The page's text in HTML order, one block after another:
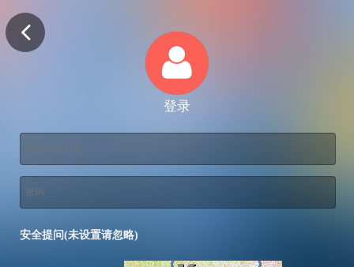
登录
安全提问(未设置请忽略)